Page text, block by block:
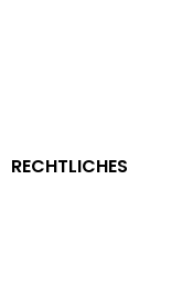
RECHTLICHES